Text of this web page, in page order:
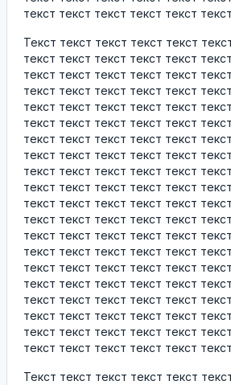
текст текст текст текст текст
Текст текст текст текст текст
текст текст текст текст текст
текст текст текст текст текст
текст текст текст текст текст
текст текст текст текст текст
текст текст текст текст текст
текст текст текст текст текст
текст текст текст текст текст
текст текст текст текст текст
текст текст текст текст текст
текст текст текст текст текст
текст текст текст текст текст
текст текст текст текст текст
текст текст текст текст текст
текст текст текст текст текст
текст текст текст текст текст
текст текст текст текст текст
текст текст текст текст текст
текст текст текст текст текст
текст текст текст текст текст
Текст текст текст текст текст